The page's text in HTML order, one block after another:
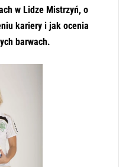
w Lidze Mistrzyń, o
kariery i jak ocenia
barwach.